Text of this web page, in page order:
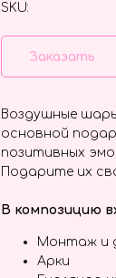
SKU:
Заказать
Воздушные
основной
позитивных
Подарите их
В композицию
Монтаж и
Арки